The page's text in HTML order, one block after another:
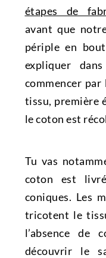
étapes de
avant que
périple en
expliquer
commencer
tissu, première
le coton est
Tu vas
coton est
coniques. Les
tricotent le
l’absence de
découvrir le